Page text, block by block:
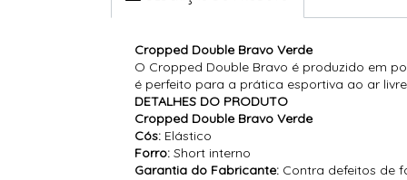
Cropped Double Bravo Verde
O Cropped Double Bravo é produzido em
é perfeito para a prática esportiva ao ar
DETALHES DO PRODUTO
Cropped Double Bravo Verde
Cós: Elástico
Forro: Short interno
Garantia do Fabricante: Contra defeitos de